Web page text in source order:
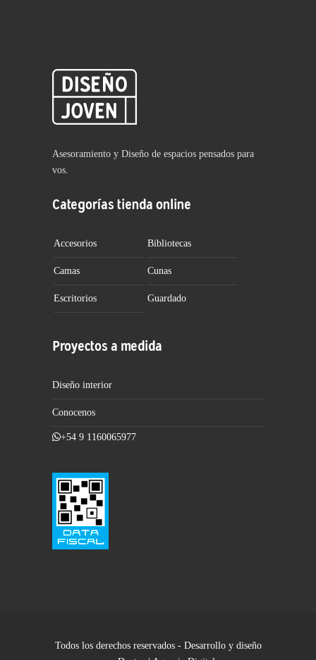
Asesoramiento y Diseño de espacios pensados para
vos.
Categorías tienda online
Accesorios Bibliotecas
Camas Cunas
Escritorios Guardado
Proyectos a medida
Diseño interior
Conocenos
+54 9 1160065977
Todos los derechos reservados - Desarrollo y diseño